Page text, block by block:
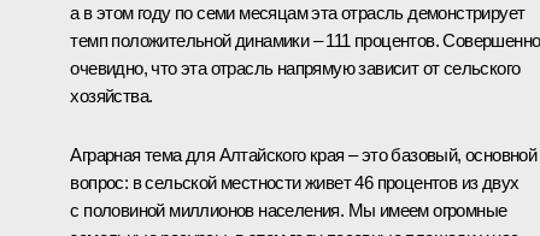
а в этом году по семи месяцам эта отрасль демонстрирует
темп положительной динамики – 111 процентов. Совершенно
очевидно, что эта отрасль напрямую зависит от сельского
хозяйства.
Аграрная тема для Алтайского края – это базовый, основной
вопрос: в сельской местности живет 46 процентов из двух
с половиной миллионов населения. Мы имеем огромные